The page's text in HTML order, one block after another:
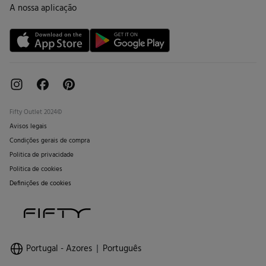
Cartão Presente online
Livro de Reclamações online
A nossa aplicação
Fifty Outlet 2024©
Avisos legais
Condições gerais de compra
Politica de privacidade
Politica de cookies
Definições de cookies
Portugal - Azores Português